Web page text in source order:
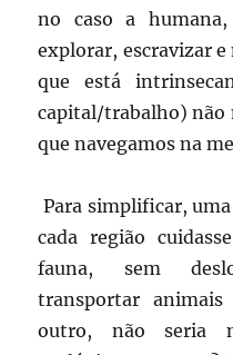
no caso a
explorar, escravizar e
que está
capital/trabalho) não
que navegamos na
Para simplificar,
cada região
fauna, sem
transportar
outro, não seria